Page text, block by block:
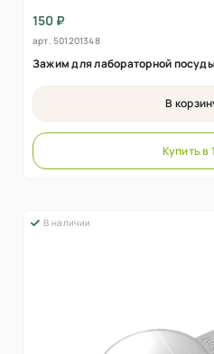
150 ₽
арт. 501201348
Зажим для лабораторной
В
Купить в
В наличии